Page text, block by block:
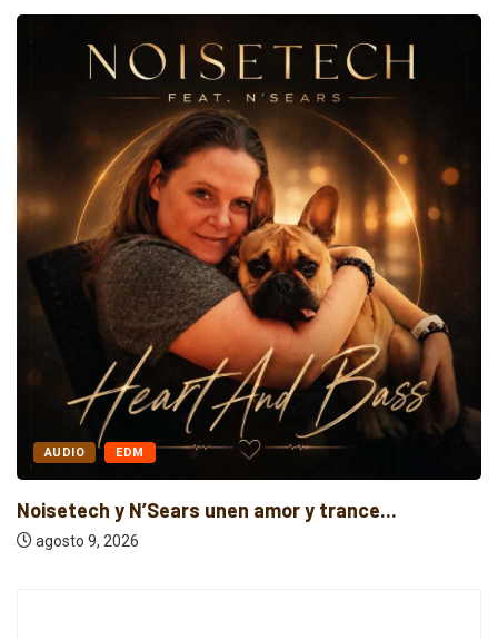
AUDIO EDM
Noisetech y N’Sears unen amor y trance...
agosto 9, 2026